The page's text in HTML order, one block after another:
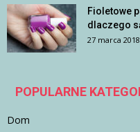
Fioletowe
dlaczego
27 marca 2018
POPULARNE
Dom